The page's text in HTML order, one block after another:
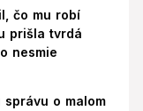
čo mu robí
prišla tvrdá
nesmie
o malom